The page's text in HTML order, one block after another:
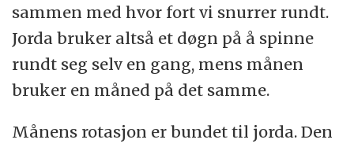
sammen med hvor fort vi snurrer rundt.
Jorda bruker altså et døgn på å spinne
rundt seg selv en gang, mens månen
bruker en måned på det samme.
Månens rotasjon er bundet til jorda. Den